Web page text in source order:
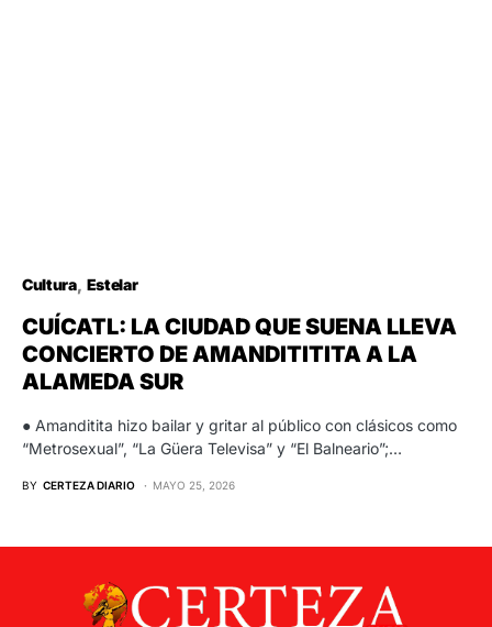
Cultura Estelar
CUÍCATL: LA CIUDAD QUE SUENA LLEVA
CONCIERTO DE AMANDITITITA A LA
ALAMEDA SUR
● Amanditita hizo bailar y gritar al público con clásicos como
“Metrosexual”, “La Güera Televisa” y “El Balneario”;…
BY CERTEZA DIARIO MAYO 25, 2026